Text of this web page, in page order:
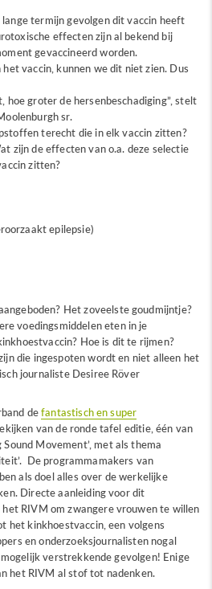
termijn gevolgen dit vaccin heeft
effecten zijn al bekend bij
gevaccineerd worden.
vaccin, kunnen we dit niet zien. Dus
hoe groter de hersenbeschadiging”, stelt
sr.
terecht die in elk vaccin zitten?
zijn de effecten van o.a. deze selectie
zitten?
epilepsie)
Het zoveelste goudmijntje?
voedingsmiddelen eten in je
Hoe is dit te rijmen?
die ingespoten wordt en niet alleen het
journaliste Desiree Röver
defantastisch en super
van de ronde tafel editie, één van
Sound Movement’, met als thema
De programmamakers van
als doel alles over de werkelijke
Directe aanleiding voor dit
RIVM om zwangere vrouwen te willen
het kinkhoestvaccin, een volgens
en onderzoeksjournalisten nogal
verstrekkende gevolgen! Enige
het RIVM al stof tot nadenken.